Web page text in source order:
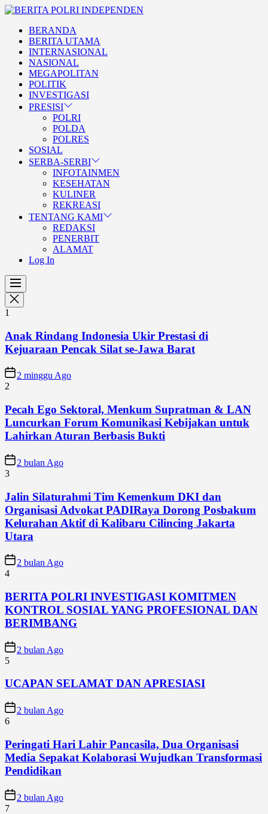
Skip
content
BERITA POLRI
INDEPENDEN
BERANDA
BERITA UTAMA
INTERNASIONAL
NASIONAL
MEGAPOLITAN
POLITIK
INVESTIGASI
PRESISI
POLRI
POLDA
POLRES
SOSIAL
SERBA-SERBI
INFOTAINMEN
KESEHATAN
KULINER
REKREASI
TENTANG KAMI
REDAKSI
PENERBIT
ALAMAT
Log In
1
Anak Rindang Indonesia Ukir Prestasi di
Kejuaraan Pencak Silat se-Jawa Barat
2 minggu Ago
2
Pecah Ego Sektoral, Menkum Supratman & LAN
Luncurkan Forum Komunikasi Kebijakan untuk
Lahirkan Aturan Berbasis Bukti
2 bulan Ago
3
Jalin Silaturahmi Tim Kemenkum DKI dan
Organisasi Advokat PADIRaya Dorong Posbakum
Kelurahan Aktif di Kalibaru Cilincing Jakarta
Utara
2 bulan Ago
4
BERITA POLRI INVESTIGASI KOMITMEN
KONTROL SOSIAL YANG PROFESIONAL DAN
BERIMBANG
2 bulan Ago
5
UCAPAN SELAMAT DAN APRESIASI
2 bulan Ago
6
Peringati Hari Lahir Pancasila, Dua Organisasi
Media Sepakat Kolaborasi Wujudkan Transformasi
Pendidikan
2 bulan Ago
7